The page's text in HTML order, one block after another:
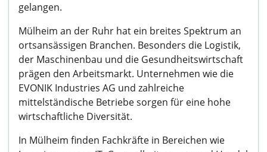
gelangen.
Mülheim an der Ruhr hat ein breites Spektrum an
ortsansässigen Branchen. Besonders die Logistik,
der Maschinenbau und die Gesundheitswirtschaft
prägen den Arbeitsmarkt. Unternehmen wie die
EVONIK Industries AG und zahlreiche
mittelständische Betriebe sorgen für eine hohe
wirtschaftliche Diversität.
In Mülheim finden Fachkräfte in Bereichen wie